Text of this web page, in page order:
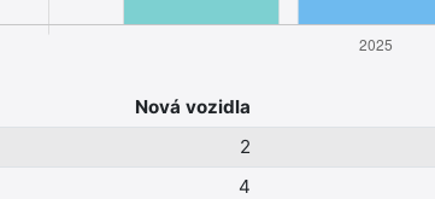
Nová vozidla
2
4